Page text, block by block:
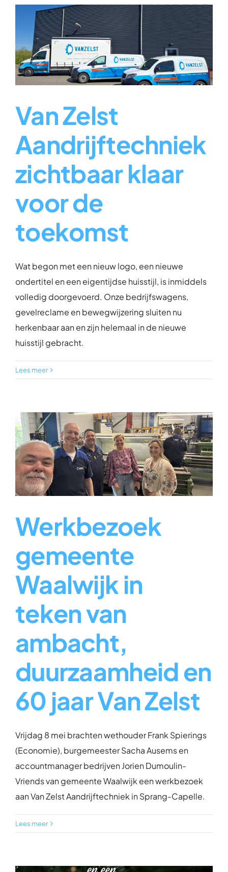
Van Zelst
Aandrijftechniek
zichtbaar klaar
voor de
toekomst
Wat begon met een nieuw logo, een nieuwe
ondertitel en een eigentijdse huisstijl, is inmiddels
volledig doorgevoerd. Onze bedrijfswagens,
gevelreclame en bewegwijzering sluiten nu
herkenbaar aan en zijn helemaal in de nieuwe
huisstijl gebracht.
Lees meer
Werkbezoek
gemeente
Waalwijk in
teken van
ambacht,
duurzaamheid en
60 jaar Van Zelst
Vrijdag 8 mei brachten wethouder Frank Spierings
(Economie), burgemeester Sacha Ausems en
accountmanager bedrijven Jorien Dumoulin-
Vriends van gemeente Waalwijk een werkbezoek
aan Van Zelst Aandrijftechniek in Sprang-Capelle.
Lees meer